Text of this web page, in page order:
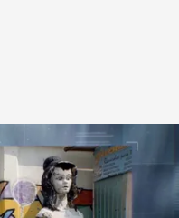
21 Arrancando La Nave